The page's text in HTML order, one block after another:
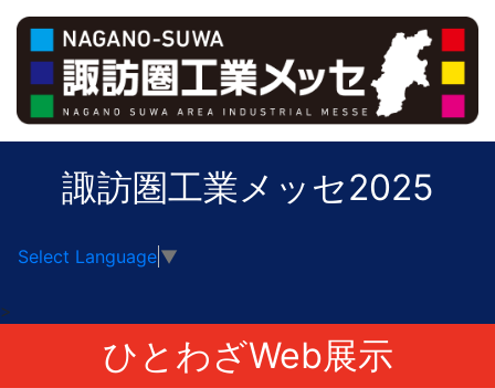
諏訪圏工業メッセ2025
Select Language ▼
>
ひとわざWeb展示